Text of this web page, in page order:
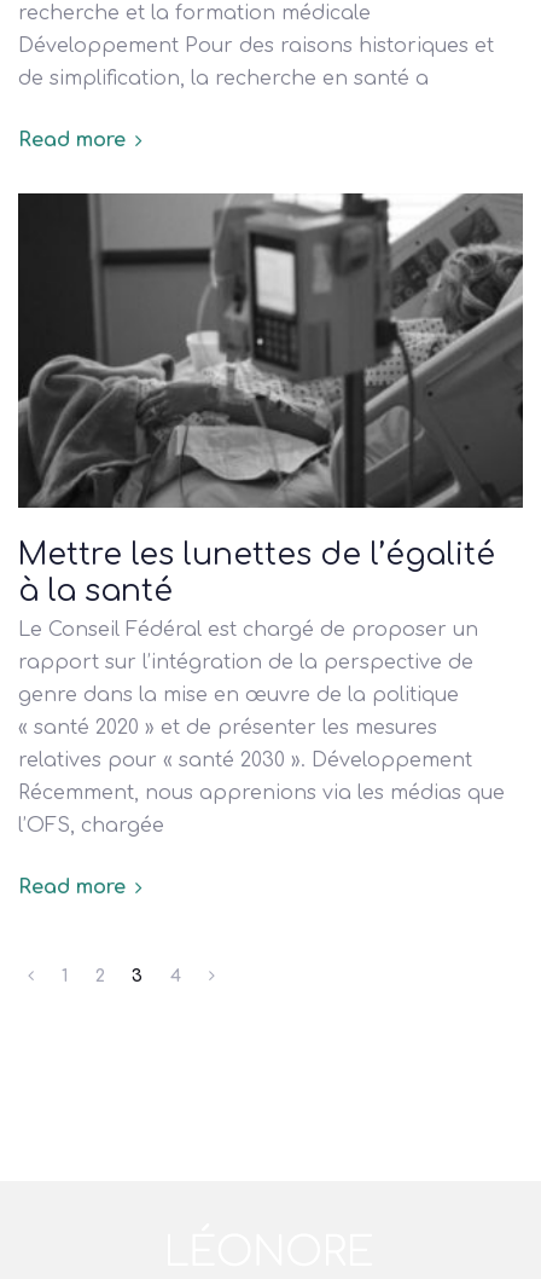
recherche et la formation médicale
Développement Pour des raisons historiques et
de simplification, la recherche en santé a
Read more
Mettre les lunettes de l’égalité
à la santé
Le Conseil Fédéral est chargé de proposer un
rapport sur l’intégration de la perspective de
genre dans la mise en œuvre de la politique
« santé 2020 » et de présenter les mesures
relatives pour « santé 2030 ». Développement
Récemment, nous apprenions via les médias que
l’OFS, chargée
Read more
1 2 3 4